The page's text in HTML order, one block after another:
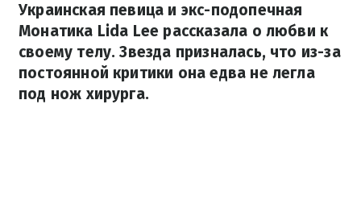
Украинская певица и экс-подопечная
Монатика Lida Lee рассказала о любви к
своему телу. Звезда призналась, что из-за
постоянной критики она едва не легла
под нож хирурга.